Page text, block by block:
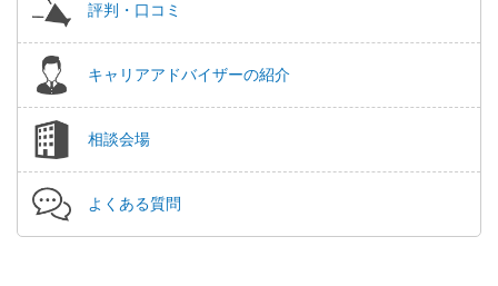
評判・口コミ
キャリアアドバイザーの紹介
相談会場
よくある質問